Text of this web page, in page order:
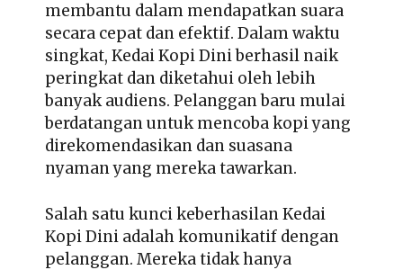
membantu dalam mendapatkan suara
secara cepat dan efektif. Dalam waktu
singkat, Kedai Kopi Dini berhasil naik
peringkat dan diketahui oleh lebih
banyak audiens. Pelanggan baru mulai
berdatangan untuk mencoba kopi yang
direkomendasikan dan suasana
nyaman yang mereka tawarkan.
Salah satu kunci keberhasilan Kedai
Kopi Dini adalah komunikatif dengan
pelanggan. Mereka tidak hanya